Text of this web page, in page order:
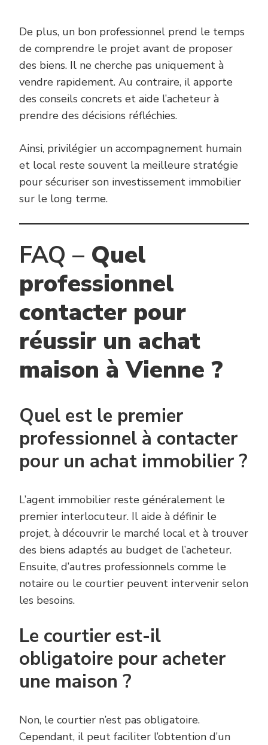
De plus, un bon professionnel prend le temps
de comprendre le projet avant de proposer
des biens. Il ne cherche pas uniquement à
vendre rapidement. Au contraire, il apporte
des conseils concrets et aide l’acheteur à
prendre des décisions réfléchies.
Ainsi, privilégier un accompagnement humain
et local reste souvent la meilleure stratégie
pour sécuriser son investissement immobilier
sur le long terme.
FAQ – Quel
professionnel
contacter pour
réussir un achat
maison à Vienne ?
Quel est le premier
professionnel à contacter
pour un achat immobilier ?
L’agent immobilier reste généralement le
premier interlocuteur. Il aide à définir le
projet, à découvrir le marché local et à trouver
des biens adaptés au budget de l’acheteur.
Ensuite, d’autres professionnels comme le
notaire ou le courtier peuvent intervenir selon
les besoins.
Le courtier est-il
obligatoire pour acheter
une maison ?
Non, le courtier n’est pas obligatoire.
Cependant, il peut faciliter l’obtention d’un